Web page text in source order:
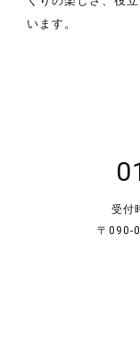
います。
受付
〒090-